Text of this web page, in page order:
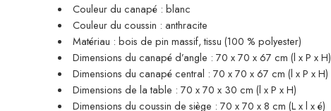
Couleur du canapé : blanc
Couleur du coussin : anthracite
Matériau : bois de pin massif, tissu (100 % polyester)
Dimensions du canapé d’angle : 70 x 70 x 67 cm (l x P x H)
Dimensions du canapé central : 70 x 70 x 67 cm (l x P x H)
Dimensions de la table : 70 x 70 x 30 cm (l x P x H)
Dimensions du coussin de siège : 70 x 70 x 8 cm (L x l x é)